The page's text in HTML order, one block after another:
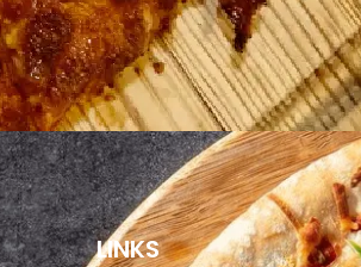
LINKS